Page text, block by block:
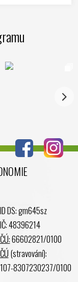
ID DS: gm645sz
IČ: 48396214
ČÚ:66602821/0100
ČÚ (stravování):
107-8307230237/0100